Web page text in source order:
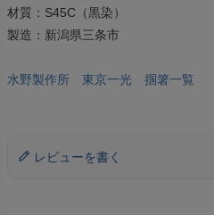
材質：S45C（黒染）
製造：新潟県三条市
水野製作所 東京一光 掴箸一覧
レビューを書く